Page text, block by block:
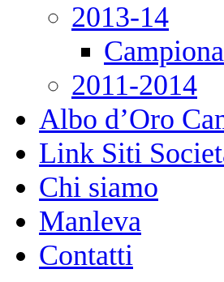
2013-14
2011-2014
Albo d’Oro
Link Siti
Chi siamo
Manleva
Contatti